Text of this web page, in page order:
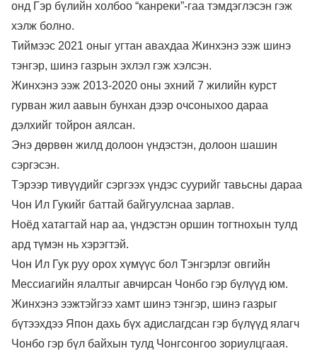
онд Гэр бүлийн холбоо “канреки”-гаа тэмдэглэсэн гэж
хэлж болно.
Тиймээс 2021 оныг угтан авахдаа Жинхэнэ ээж шинэ
тэнгэр, шинэ газрын эхлэл гэж хэлсэн.
Жинхэнэ ээж 2013-2020 оны эхний 7 жилийн курст
гурван жил аавын бунхан дээр очсоныхоо дараа
дэлхийг тойрон аялсан.
Энэ дөрвөн жилд долоон үндэстэн, долоон шашин
сэргэсэн.
Тэрээр тивүүдийг сэргээх үндэс суурийг тавьсны дараа
Чон Ил Гукийг баттай байгуулснаа зарлав.
Ноёд хатагтай нар аа, үндэстэн оршин тогтнохын тулд
ард түмэн нь хэрэгтэй.
Чон Ил Гук руу орох хүмүүс бол Тэнгэрлэг овгийн
Мессиагийн ялалтыг авчирсан Чонбо гэр бүлүүд юм.
Жинхэнэ ээжтэйгээ хамт шинэ тэнгэр, шинэ газрыг
бүтээхдээ Япон дахь бүх адислагдсан гэр бүлүүд ялагч
Чонбо гэр бүл байхын тулд Чонгсонгоо зориулцгаая.